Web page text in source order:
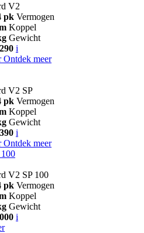
V2
pk Vermogen
Koppel
Gewicht
i
Ontdek meer
V2 SP
pk Vermogen
Koppel
Gewicht
i
Ontdek meer
V2 SP 100
pk Vermogen
Koppel
Gewicht
i